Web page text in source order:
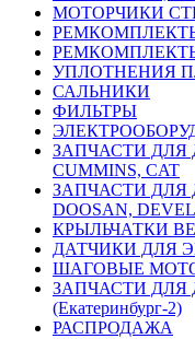
МОТОРЧИКИ
УПЛОТНЕНИЯ
САЛЬНИКИ
ФИЛЬТРЫ
ЗАПЧАСТИ ДЛЯ
CUMMINS, CAT
ЗАПЧАСТИ ДЛЯ
DOOSAN,
КРЫЛЬЧАТКИ
ДАТЧИКИ ДЛЯ
ШАГОВЫЕ
ЗАПЧАСТИ ДЛЯ
(Екатеринбург-2)
РАСПРОДАЖА